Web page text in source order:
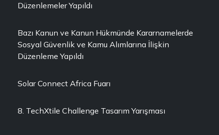
Düzenlemeler Yapıldı
Bazı Kanun ve Kanun Hükmünde Kararnamelerde
Sosyal Güvenlik ve Kamu Alımlarına İlişkin
Düzenleme Yapıldı
Solar Connect Africa Fuarı
8. TechXtile Challenge Tasarım Yarışması